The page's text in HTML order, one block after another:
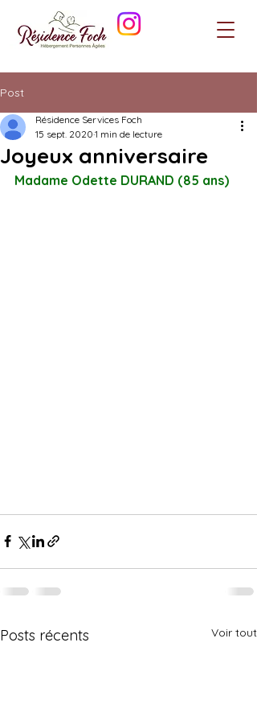
Post
Joyeux anniversaire
Résidence Services Foch
15 sept. 2020 1 min de lecture
Madame Odette DURAND (85 ans)
Posts récents Voir tout